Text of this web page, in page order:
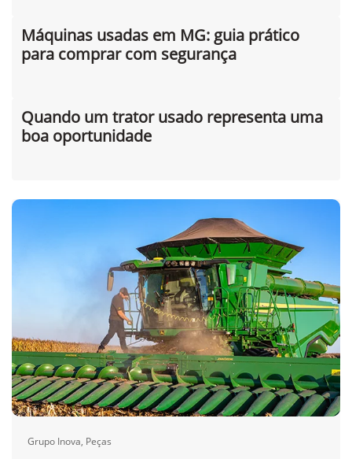
Máquinas usadas em MG: guia prático
para comprar com segurança
Quando um trator usado representa uma
boa oportunidade
Grupo Inova, Peças